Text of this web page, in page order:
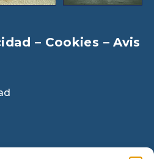
– Cookies – Avis